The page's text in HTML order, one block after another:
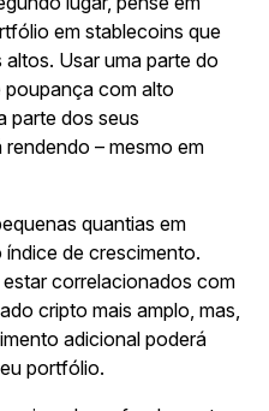
em stablecoins que
Usar uma parte do
com alto
parte dos seus
– mesmo em
quantias em
de crescimento.
correlacionados com
cripto mais amplo, mas,
adicional poderá
portfólio.